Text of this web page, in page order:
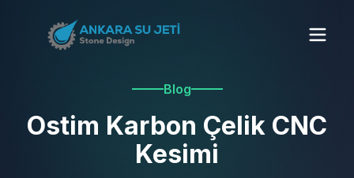
Blog
Ostim Karbon Çelik CNC
Kesimi